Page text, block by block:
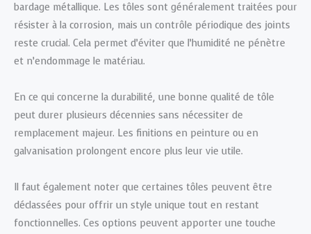
bardage métallique. Les tôles sont généralement traitées pour
résister à la corrosion, mais un contrôle périodique des joints
reste crucial. Cela permet d’éviter que l’humidité ne pénètre
et n’endommage le matériau.
En ce qui concerne la durabilité, une bonne qualité de tôle
peut durer plusieurs décennies sans nécessiter de
remplacement majeur. Les finitions en peinture ou en
galvanisation prolongent encore plus leur vie utile.
Il faut également noter que certaines tôles peuvent être
déclassées pour offrir un style unique tout en restant
fonctionnelles. Ces options peuvent apporter une touche